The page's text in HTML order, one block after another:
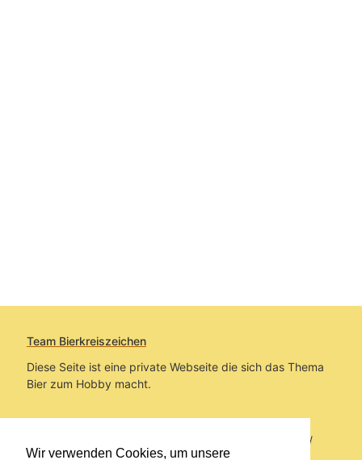
Wir verwenden Cookies, um unsere
Team Bierkreiszeichen
Diese Seite ist eine private Webseite die sich das Thema
Bier zum Hobby macht.
Sie befinden sich auf https://www.bierkreiszeichen.at/